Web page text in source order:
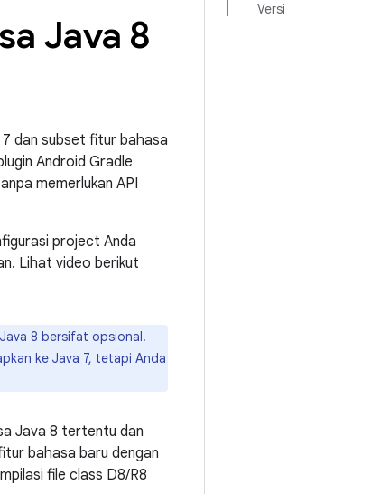
Versi
Java 8
7 dan subset fitur bahasa
Android Gradle
memerlukan API
project Anda
Lihat video berikut
8 bersifat opsional.
ke Java 7, tetapi Anda
Java 8 tertentu dan
bahasa baru dengan
file class D8/R8